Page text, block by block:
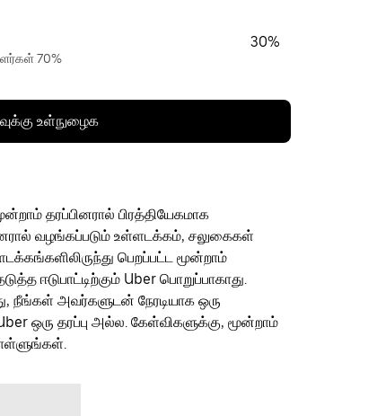
70%
30%
உள்நுழைக
தரப்பினரால் பிரத்தியேகமாக
வழங்கப்படும் உள்ளடக்கம், சலுகைகள்
பெறப்பட்ட மூன்றாம்
ஈடுபாட்டிற்கும் Uber பொறுப்பாகாது.
நீங்கள் அவர்களுடன் நேரடியாக ஒரு
ஒரு தரப்பு அல்ல. கேள்விகளுக்கு, மூன்றாம்